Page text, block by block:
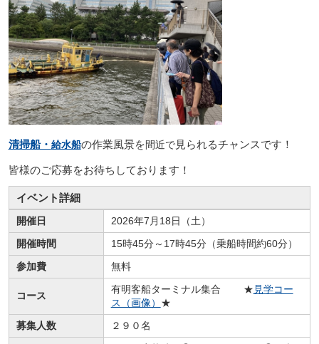
清掃船・ 給水船の作業風景を間近で見られるチャンスです！
皆様のご応募をお待ちしております！
イベント詳細
開催日
2026年7月18日（土）
開催時間
15時45分～17時45分（乗船時間約60分）
参加費
無料
コース
有明客船ターミナル集合 ★ 見学コー
ス（画像） ★
募集人数
２９０名